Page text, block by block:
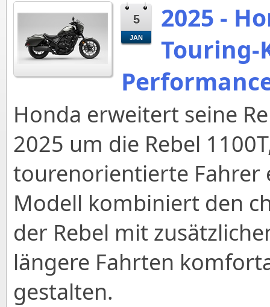
5
JAN
2025 -
Honda erweitert seine
2025 um die Rebel
tourenorientierte Fahrer
Modell kombiniert den
der Rebel mit
längere Fahrten
gestalten.